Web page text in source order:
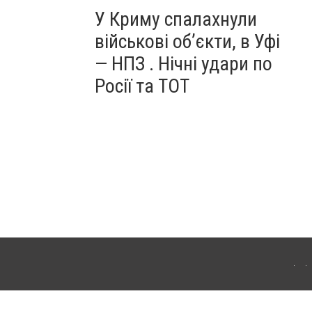
У Криму спалахнули
військові об’єкти, в Уфі
— НПЗ . Нічні удари по
Росії та ТОТ